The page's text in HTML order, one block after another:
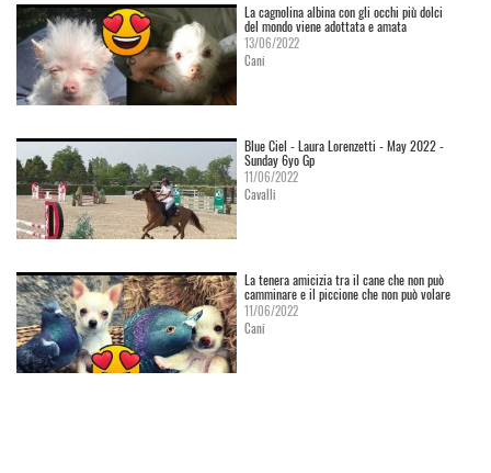
La cagnolina albina con gli occhi più dolci
del mondo viene adottata e amata
13/06/2022
Cani
Blue Ciel - Laura Lorenzetti - May 2022 -
Sunday 6yo Gp
11/06/2022
Cavalli
La tenera amicizia tra il cane che non può
camminare e il piccione che non può volare
11/06/2022
Cani